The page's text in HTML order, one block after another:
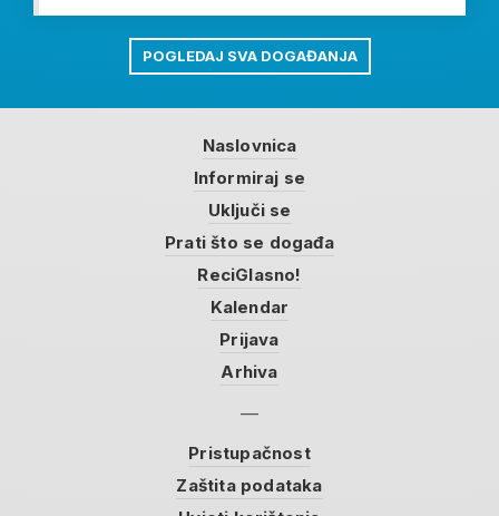
POGLEDAJ SVA DOGAĐANJA
Naslovnica
Informiraj se
Uključi se
Prati što se događa
ReciGlasno!
Kalendar
Prijava
Arhiva
Pristupačnost
Zaštita podataka